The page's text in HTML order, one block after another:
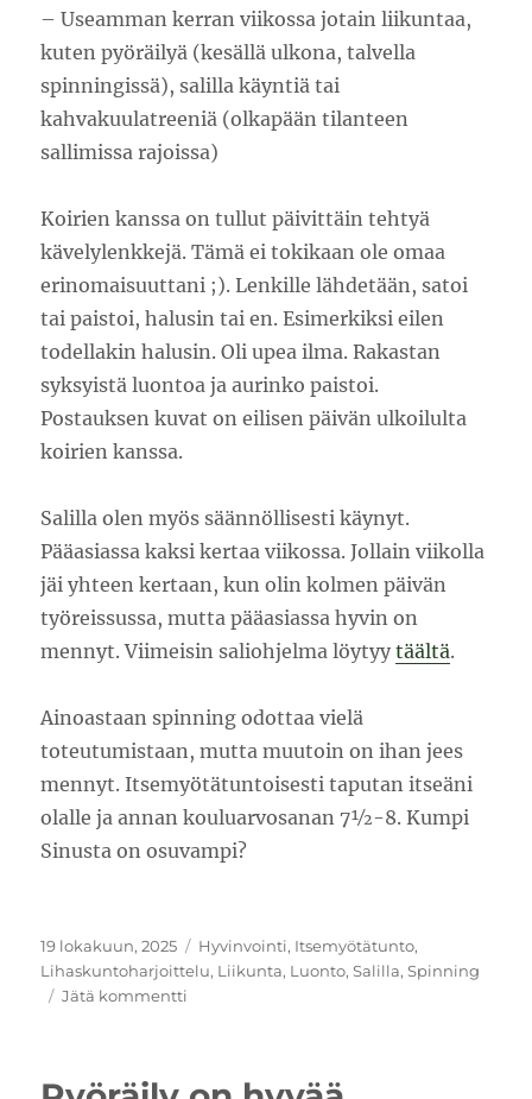
– Useamman kerran viikossa jotain liikuntaa,
kuten pyöräilyä (kesällä ulkona, talvella
spinningissä), salilla käyntiä tai
kahvakuulatreeniä (olkapään tilanteen
sallimissa rajoissa)
Koirien kanssa on tullut päivittäin tehtyä
kävelylenkkejä. Tämä ei tokikaan ole omaa
erinomaisuuttani ;). Lenkille lähdetään, satoi
tai paistoi, halusin tai en. Esimerkiksi eilen
todellakin halusin. Oli upea ilma. Rakastan
syksyistä luontoa ja aurinko paistoi.
Postauksen kuvat on eilisen päivän ulkoilulta
koirien kanssa.
Salilla olen myös säännöllisesti käynyt.
Pääasiassa kaksi kertaa viikossa. Jollain viikolla
jäi yhteen kertaan, kun olin kolmen päivän
työreissussa, mutta pääasiassa hyvin on
mennyt. Viimeisin saliohjelma löytyytäältä.
Ainoastaan spinning odottaa vielä
toteutumistaan, mutta muutoin on ihan jees
mennyt. Itsemyötätuntoisesti taputan itseäni
olalle ja annan kouluarvosanan 7½-8. Kumpi
Sinusta on osuvampi?
Julkaistu
19 lokakuun, 2025 Kategoriat
Hyvinvointi, Itsemyötätunto,
Lihaskuntoharjoittelu, Liikunta, Luonto,Salilla,Spinning
Jätä kommentti